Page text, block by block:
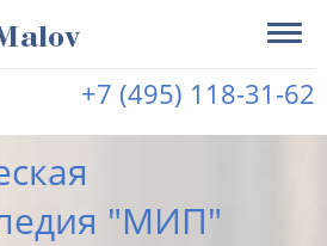
alov
+7 (495) 118-31-62
"МИП"